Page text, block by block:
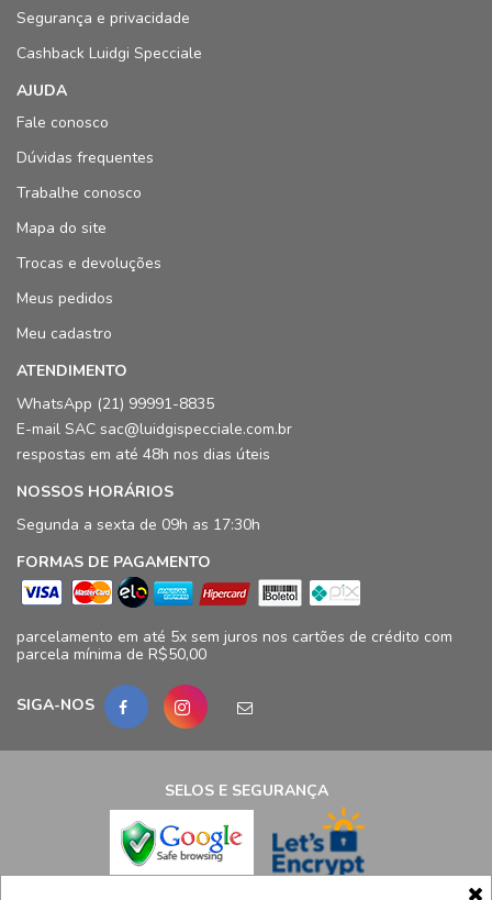
Segurança e privacidade
Cashback Luidgi Specciale
AJUDA
Fale conosco
Dúvidas frequentes
Trabalhe conosco
Mapa do site
Trocas e devoluções
Meus pedidos
Meu cadastro
ATENDIMENTO
WhatsApp (21) 99991-8835
E-mail SAC sac@luidgispecciale.com.br
respostas em até 48h nos dias úteis
NOSSOS HORÁRIOS
Segunda a sexta de 09h as 17:30h
FORMAS DE PAGAMENTO
parcelamento em até 5x sem juros nos cartões de crédito com
parcela mínima de R$50,00
SIGA-NOS
SELOS E SEGURANÇA